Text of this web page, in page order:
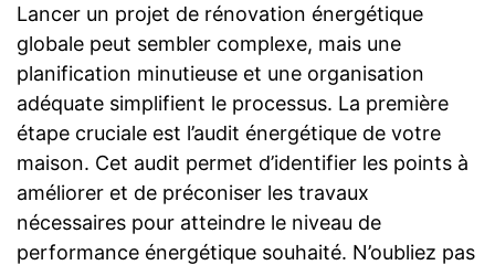
Lancer un projet de rénovation énergétique
globale peut sembler complexe, mais une
planification minutieuse et une organisation
adéquate simplifient le processus. La première
étape cruciale est l’audit énergétique de votre
maison. Cet audit permet d’identifier les points à
améliorer et de préconiser les travaux
nécessaires pour atteindre le niveau de
performance énergétique souhaité. N’oubliez pas